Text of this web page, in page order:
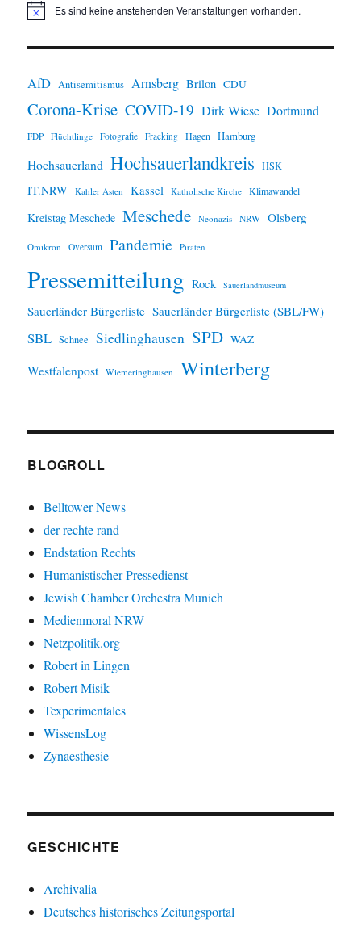
H
w
s
Es sind keine anstehenden Veranstaltungen vorhanden.
AfD Antisemitismus Arnsberg Brilon CDU
Corona-Krise COVID-19 Dirk Wiese Dortmund
FDP Flüchtlinge Fotografie Fracking Hagen Hamburg
Hochsauerland Hochsauerlandkreis HSK
IT.NRW Kahler Asten Kassel Katholische Kirche Klimawandel
Kreistag Meschede Meschede Neonazis NRW Olsberg
Omikron Oversum Pandemie Piraten
Pressemitteilung Rock Sauerlandmuseum
Sauerländer Bürgerliste Sauerländer Bürgerliste (SBL/FW)
SBL Schnee Siedlinghausen SPD WAZ
Westfalenpost Wiemeringhausen Winterberg
BLOGROLL
Belltower News
der rechte rand
Endstation Rechts
Humanistischer Pressedienst
Jewish Chamber Orchestra Munich
Medienmoral NRW
Netzpolitik.org
Robert in Lingen
Robert Misik
Texperimentales
WissensLog
Zynaesthesie
GESCHICHTE
Archivalia
Deutsches historisches Zeitungsportal